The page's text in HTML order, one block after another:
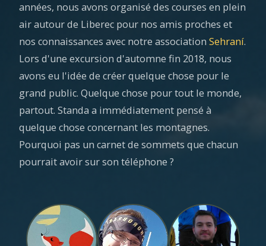
années, nous avons organisé des courses en plein
air autour de Liberec pour nos amis proches et
nos connaissances avec notre association Sehraní.
Lors d'une excursion d'automne fin 2018, nous
avons eu l'idée de créer quelque chose pour le
grand public. Quelque chose pour tout le monde,
partout. Standa a immédiatement pensé à
quelque chose concernant les montagnes.
Pourquoi pas un carnet de sommets que chacun
pourrait avoir sur son téléphone ?